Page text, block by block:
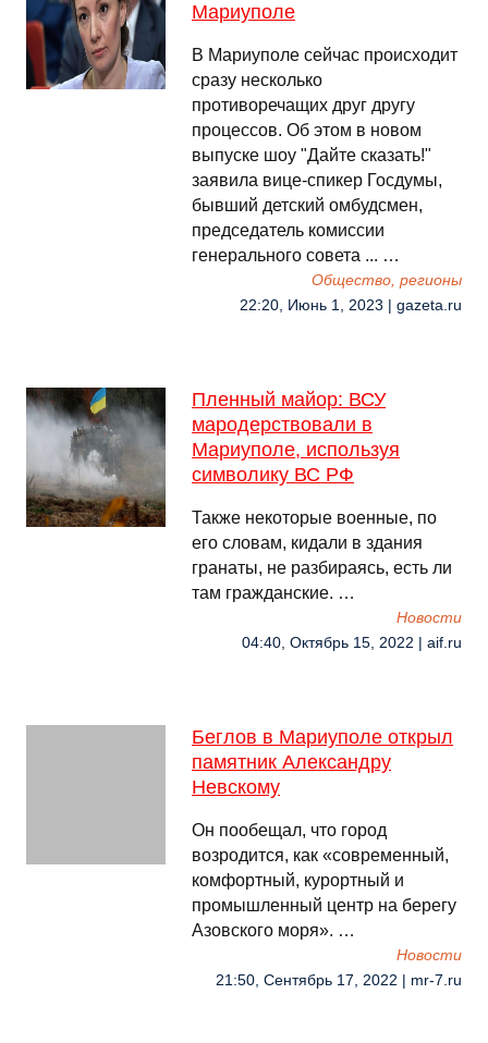
Мариуполе
В Мариуполе сейчас происходит
сразу несколько
противоречащих друг другу
процессов. Об этом в новом
выпуске шоу "Дайте сказать!"
заявила вице-спикер Госдумы,
бывший детский омбудсмен,
председатель комиссии
генерального совета ... …
Общество, регионы
22:20, Июнь 1, 2023 | gazeta.ru
Пленный майор: ВСУ
мародерствовали в
Мариуполе, используя
символику ВС РФ
Также некоторые военные, по
его словам, кидали в здания
гранаты, не разбираясь, есть ли
там гражданские. …
Новости
04:40, Октябрь 15, 2022 | aif.ru
Беглов в Мариуполе открыл
памятник Александру
Невскому
Он пообещал, что город
возродится, как «современный,
комфортный, курортный и
промышленный центр на берегу
Азовского моря». …
Новости
21:50, Сентябрь 17, 2022 | mr-7.ru